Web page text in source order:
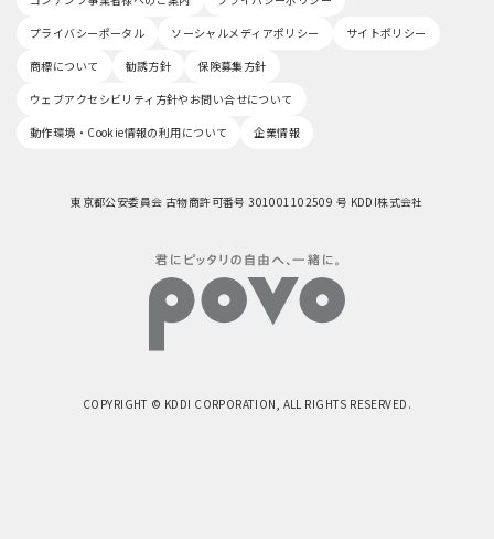
プライバシーポータル
ソーシャルメディアポリシー
サイトポリシー
商標について
勧誘方針
保険募集方針
ウェブアクセシビリティ方針やお問い合せについて
動作環境・Cookie情報の利用について
企業情報
東京都公安委員会 古物商許可番号 301001102509 号 KDDI株式会社
COPYRIGHT © KDDI CORPORATION, ALL RIGHTS RESERVED.